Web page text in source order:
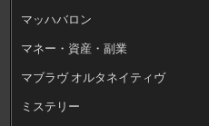
マッハバロン
マネー・資産・副業
マブラヴ オルタネイティヴ
ミステリー